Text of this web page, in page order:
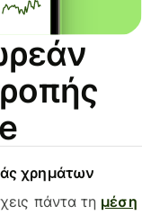
χρημάτων
πάντα τη μέση